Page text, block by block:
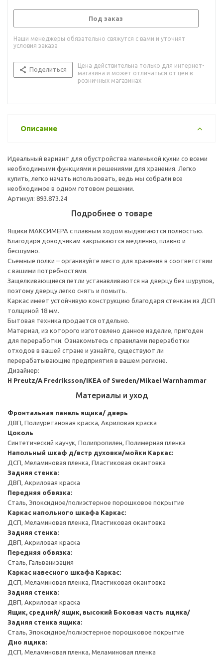
Под заказ
Наши менеджеры обязательно свяжутся с вами и уточнят
условия заказа
Поделиться
Цена действительна только для интернет-
магазина и может отличаться от цен в
розничных магазинах
Описание
Идеальный вариант для обустройства маленькой кухни со всеми
необходимыми функциями и решениями для хранения. Легко
купить, легко начать использовать, ведь мы собрали все
необходимое в одном готовом решении.
Артикул: 893.873.24
Подробнее о товаре
Ящики МАКСИМЕРА с плавным ходом выдвигаются полностью.
Благодаря доводчикам закрываются медленно, плавно и
бесшумно.
Съемные полки – организуйте место для хранения в соответствии
с вашими потребностями.
Защелкивающиеся петли устанавливаются на дверцу без шурупов,
поэтому дверцу легко снять и помыть.
Каркас имеет устойчивую конструкцию благодаря стенкам из ДСП
толщиной 18 мм.
Бытовая техника продается отдельно.
Материал, из которого изготовлено данное изделие, пригоден
для переработки. Ознакомьтесь с правилами переработки
отходов в вашей стране и узнайте, существуют ли
перерабатывающие предприятия в вашем регионе.
Дизайнер:
H Preutz/A Fredriksson/IKEA of Sweden/Mikael Warnhammar
Материалы и уход
Фронтальная панель ящика/ дверь
ДВП, Полиуретановая краска, Акриловая краска
Цоколь
Синтетический каучук, Полипропилен, Полимерная пленка
Напольный шкаф д/встр духовки/мойки Каркас:
ДСП, Меламиновая пленка, Пластиковая окантовка
Задняя стенка:
ДВП, Акриловая краска
Передняя обвязка:
Сталь, Эпоксидное/полиэстерное порошковое покрытие
Каркас напольного шкафа Каркас:
ДСП, Меламиновая пленка, Пластиковая окантовка
Задняя стенка:
ДВП, Акриловая краска
Передняя обвязка:
Сталь, Гальванизация
Каркас навесного шкафа Каркас:
ДСП, Меламиновая пленка, Пластиковая окантовка
Задняя стенка:
ДВП, Акриловая краска
Ящик, средний/ ящик, высокий Боковая часть ящика/
Задняя стенка ящика:
Сталь, Эпоксидное/полиэстерное порошковое покрытие
Дно ящика:
ДСП, Меламиновая пленка, Меламиновая пленка